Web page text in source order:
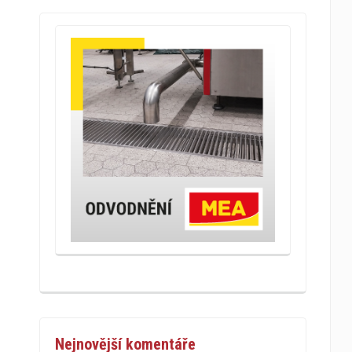
Nejnovější komentáře